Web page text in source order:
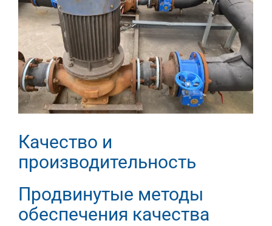
Качество и
производительность
Продвинутые методы
обеспечения качества